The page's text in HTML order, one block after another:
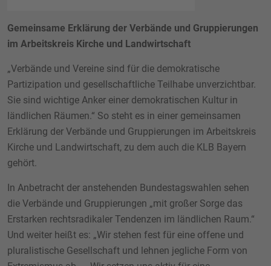
Gemeinsame Erklärung der Verbände und Gruppierungen
im Arbeitskreis Kirche und Landwirtschaft
„Verbände und Vereine sind für die demokratische
Partizipation und gesellschaftliche Teilhabe unverzichtbar.
Sie sind wichtige Anker einer demokratischen Kultur in
ländlichen Räumen.“ So steht es in einer gemeinsamen
Erklärung der Verbände und Gruppierungen im Arbeitskreis
Kirche und Landwirtschaft, zu dem auch die KLB Bayern
gehört.
In Anbetracht der anstehenden Bundestagswahlen sehen
die Verbände und Gruppierungen „mit großer Sorge das
Erstarken rechtsradikaler Tendenzen im ländlichen Raum.“
Und weiter heißt es: „Wir stehen fest für eine offene und
pluralistische Gesellschaft und lehnen jegliche Form von